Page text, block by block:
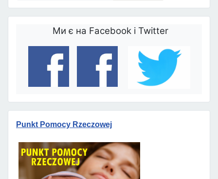
Ми є на Facebook і Twitter
Punkt Pomocy Rzeczowej